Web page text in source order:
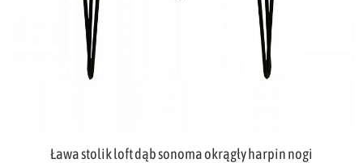
Ława stolik loft dąb sonoma okrągły harpin nogi